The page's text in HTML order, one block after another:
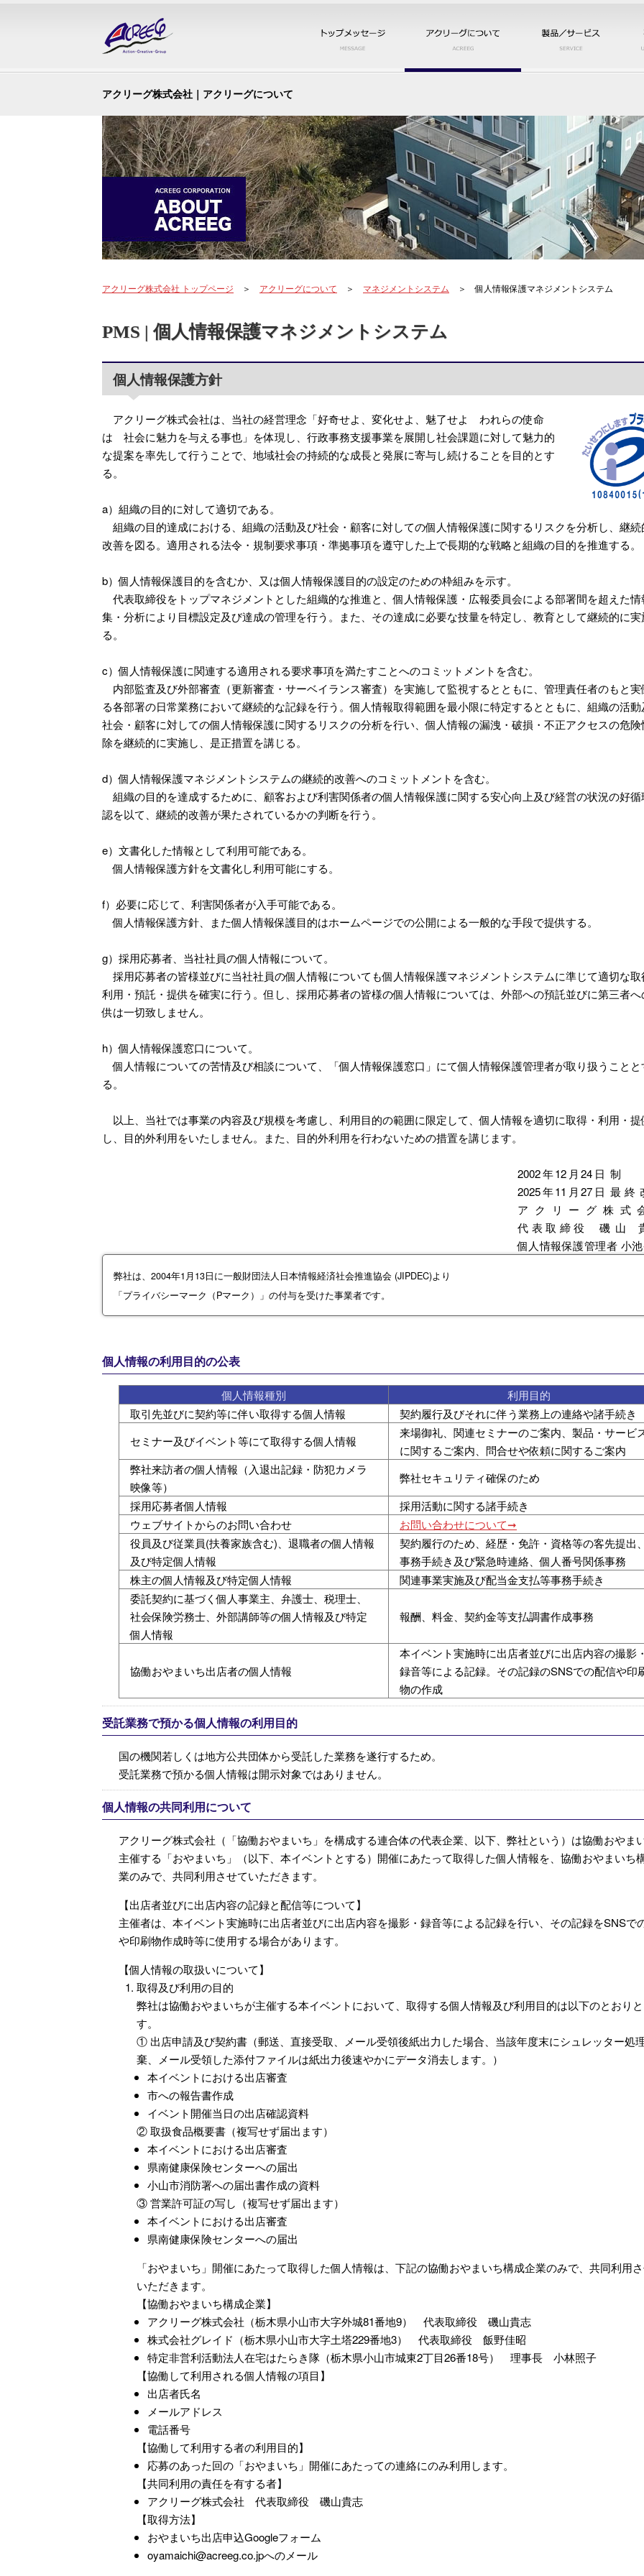
アクリーグ株式会社｜アクリーグについて
アクリーグ株式会社 トップページ ＞ アクリーグについて ＞ マネジメントシステム ＞ 個人情報保護マネジメントシステム
PMS | 個人情報保護マネジメントシステム
個人情報保護方針
アクリーグ株式会社は、当社の経営理念「好奇せよ、変化せよ、魅了せよ われらの使命
は 社会に魅力を与える事也」を体現し、行政事務支援事業を展開し社会課題に対して魅力的
な提案を率先して行うことで、地域社会の持続的な成長と発展に寄与し続けることを目的とす
る。
a）組織の目的に対して適切である。
組織の目的達成における、組織の活動及び社会・顧客に対しての個人情報保護に関するリスクを分析し、継続
改善を図る。適用される法令・規制要求事項・準拠事項を遵守した上で長期的な戦略と組織の目的を推進する。
b）個人情報保護目的を含むか、又は個人情報保護目的の設定のための枠組みを示す。
代表取締役をトップマネジメントとした組織的な推進と、個人情報保護・広報委員会による部署間を超えた情
集・分析により目標設定及び達成の管理を行う。また、その達成に必要な技量を特定し、教育として継続的に実
る。
c）個人情報保護に関連する適用される要求事項を満たすことへのコミットメントを含む。
内部監査及び外部審査（更新審査・サーベイランス審査）を実施して監視するとともに、管理責任者のもと実
る各部署の日常業務において継続的な記録を行う。個人情報取得範囲を最小限に特定するとともに、組織の活
社会・顧客に対しての個人情報保護に関するリスクの分析を行い、個人情報の漏洩・破損・不正アクセスの危険
除を継続的に実施し、是正措置を講じる。
d）個人情報保護マネジメントシステムの継続的改善へのコミットメントを含む。
組織の目的を達成するために、顧客および利害関係者の個人情報保護に関する安心向上及び経営の状況の好循
認を以て、継続的改善が果たされているかの判断を行う。
e）文書化した情報として利用可能である。
個人情報保護方針を文書化し利用可能にする。
f）必要に応じて、利害関係者が入手可能である。
個人情報保護方針、また個人情報保護目的はホームページでの公開による一般的な手段で提供する。
g）採用応募者、当社社員の個人情報について。
採用応募者の皆様並びに当社社員の個人情報についても個人情報保護マネジメントシステムに準じて適切な取
利用・預託・提供を確実に行う。但し、採用応募者の皆様の個人情報については、外部への預託並びに第三者へ
供は一切致しません。
h）個人情報保護窓口について。
個人情報についての苦情及び相談について、「個人情報保護窓口」にて個人情報保護管理者が取り扱うことと
る。
以上、当社では事業の内容及び規模を考慮し、利用目的の範囲に限定して、個人情報を適切に取得・利用・提
し、目的外利用をいたしません。また、目的外利用を行わないための措置を講じます。
2002年12月24日 制
2025年11月27日 最終
アクリーグ株式
代表取締役
磯山
個人情報保護管理者 小
弊社は、2004年1月13日に一般財団法人日本情報経済社会推進協会 (JIPDEC)より
「プライバシーマーク（Pマーク）」の付与を受けた事業者です。
個人情報の利用目的の公表
個人情報種別
利用目的
取引先並びに契約等に伴い取得する個人情報
契約履行及びそれに伴う業務上の連絡や諸手続き
セミナー及びイベント等にて取得する個人情報
来場御礼、関連セミナーのご案内、製品・サービ
に関するご案内、問合せや依頼に関するご案内
弊社来訪者の個人情報（入退出記録・防犯カメラ
映像等）
弊社セキュリティ確保のため
採用応募者個人情報
採用活動に関する諸手続き
ウェブサイトからのお問い合わせ
お問い合わせについて➞
役員及び従業員(扶養家族含む)、退職者の個人情報
及び特定個人情報
契約履行のため、経歴・免許・資格等の客先提出
事務手続き及び緊急時連絡、個人番号関係事務
株主の個人情報及び特定個人情報
関連事業実施及び配当金支払等事務手続き
委託契約に基づく個人事業主、弁護士、税理士、
社会保険労務士、外部講師等の個人情報及び特定
個人情報
報酬、料金、契約金等支払調書作成事務
協働おやまいち出店者の個人情報
本イベント実施時に出店者並びに出店内容の撮影
録音等による記録。その記録のSNSでの配信や印
物の作成
受託業務で預かる個人情報の利用目的
国の機関若しくは地方公共団体から受託した業務を遂行するため。
受託業務で預かる個人情報は開示対象ではありません。
個人情報の共同利用について
アクリーグ株式会社（「協働おやまいち」を構成する連合体の代表企業、以下、弊社という）は協働おやま
主催する「おやまいち」（以下、本イベントとする）開催にあたって取得した個人情報を、協働おやまいち
業のみで、共同利用させていただきます。
【出店者並びに出店内容の記録と配信等について】
主催者は、本イベント実施時に出店者並びに出店内容を撮影・録音等による記録を行い、その記録をSNSで
や印刷物作成時等に使用する場合があります。
【個人情報の取扱いについて】
取得及び利用の目的
弊社は協働おやまいちが主催する本イベントにおいて、取得する個人情報及び利用目的は以下のとおり
す。
① 出店申請及び契約書（郵送、直接受取、メール受領後紙出力した場合、当該年度末にシュレッター処
棄、メール受領した添付ファイルは紙出力後速やかにデータ消去します。）
本イベントにおける出店審査
市への報告書作成
イベント開催当日の出店確認資料
② 取扱食品概要書（複写せず届出ます）
本イベントにおける出店審査
県南健康保険センターへの届出
小山市消防署への届出書作成の資料
③ 営業許可証の写し（複写せず届出ます）
本イベントにおける出店審査
県南健康保険センターへの届出
「おやまいち」開催にあたって取得した個人情報は、下記の協働おやまいち構成企業のみで、共同利用
いただきます。
【協働おやまいち構成企業】
アクリーグ株式会社（栃木県小山市大字外城81番地9） 代表取締役 磯山貴志
株式会社グレイド（栃木県小山市大字土塔229番地3） 代表取締役 飯野佳昭
特定非営利活動法人在宅はたらき隊（栃木県小山市城東2丁目26番18号） 理事長 小林照子
【協働して利用される個人情報の項目】
出店者氏名
メールアドレス
電話番号
【協働して利用する者の利用目的】
応募のあった回の「おやまいち」開催にあたっての連絡にのみ利用します。
【共同利用の責任を有する者】
アクリーグ株式会社 代表取締役 磯山貴志
【取得方法】
おやまいち出店申込Googleフォーム
oyamaichi@acreeg.co.jpへのメール